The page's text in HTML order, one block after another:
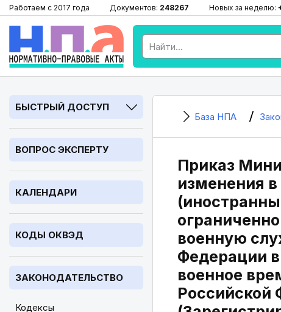
Работаем с 2017 года Документов: 248267 Новых за неделю:
БЫСТРЫЙ ДОСТУП
ВОПРОС ЭКСПЕРТУ
КАЛЕНДАРИ
КОДЫ ОКВЭД
ЗАКОНОДАТЕЛЬСТВО
Кодексы
База НПА
Приказ
изменения
военную
Федерации
военное
Российской